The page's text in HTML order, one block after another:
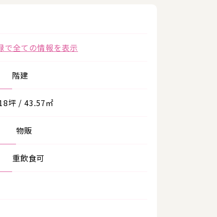
で全ての情報を表示
階建
坪 / 43.57㎡
物販
重飲食可